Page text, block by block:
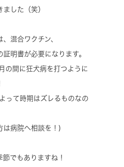
した（笑）
、混合ワクチン、
明書が必要になります。
の間に狂犬病を打つように
って時期はズレるものなの
は病院へ相談を！)
でもありますね！